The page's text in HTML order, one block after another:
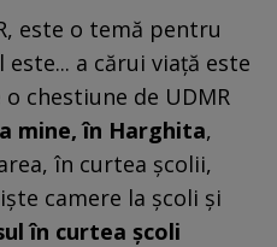
este o temă pentru
a cărui viaţă este
chestiune de UDMR
mine, în Harghita,
în curtea şcolii,
camere la şcoli şi
în curtea şcoli